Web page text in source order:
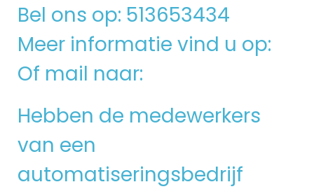
Bel ons op: 513653434
Meer informatie vind u op:
Of mail naar:
Hebben de medewerkers
van een
automatiseringsbedrijf